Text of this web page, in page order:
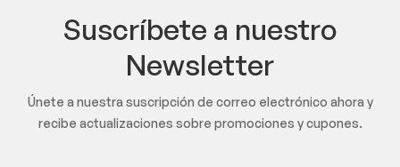
Suscríbete a nuestro
Newsletter
Únete a nuestra suscripción de correo electrónico ahora y
recibe actualizaciones sobre promociones y cupones.